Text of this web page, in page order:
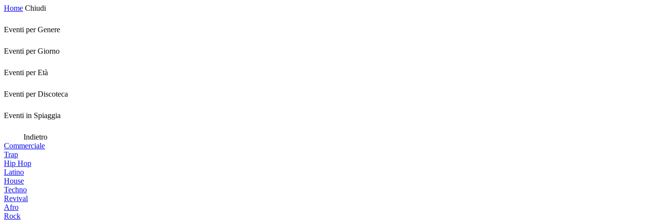
Home Chiudi
Eventi per Genere
Eventi per Giorno
Eventi per Età
Eventi per Discoteca
Eventi in Spiaggia
Indietro
Commerciale
Trap
Hip Hop
Latino
House
Techno
Revival
Afro
Rock